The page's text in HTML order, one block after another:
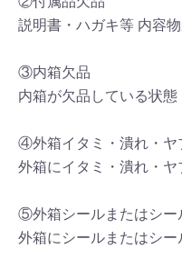
説明書・ハガキ等 内容
③内箱欠品
内箱が欠品している状態
④外箱イタミ・潰れ・ヤ
外箱にイタミ・潰れ・
⑤外箱シールまたはシー
外箱にシールまたはシ